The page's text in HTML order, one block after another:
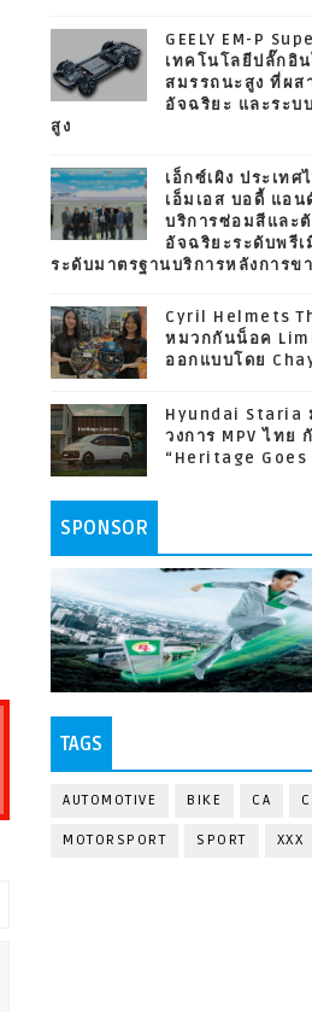
GEELY EM-P
เทคโนโลยีปลั๊กอิน
สมรรถนะสูง ที่ผส
อัจฉริยะ และระ
สูง
เอ็กซ์เผิง ประเทศ
เอ็มเอส บอดี้ แอ
บริการซ่อมสีและ
อัจฉริยะระดับพรี
ระดับมาตรฐานบริการหลังการข
Cyril Helmets
หมวกกันน็อค
ออกแบบโดย
Hyundai Staria
วงการ MPV ไทย
“Heritage Goes
SPONSOR
TAGS
AUTOMOTIVE BIKE CA
MOTORSPORT SPORT XXX